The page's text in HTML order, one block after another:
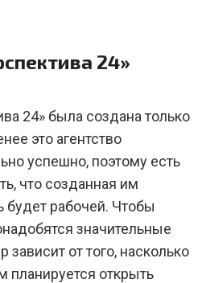
24»
24» была создана только
это агентство
успешно, поэтому есть
что созданная им
будет рабочей. Чтобы
значительные
зависит от того, насколько
планируется открыть